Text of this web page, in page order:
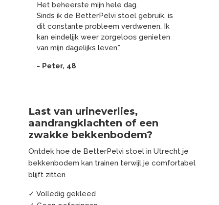
Het beheerste mijn hele dag.
Sinds ik de BetterPelvi stoel gebruik, is
dit constante probleem verdwenen. Ik
kan eindelijk weer zorgeloos genieten
van mijn dagelijks leven.”
- Peter, 48
Last van urineverlies,
aandrangklachten of een
zwakke bekkenbodem?
Ontdek hoe de BetterPelvi stoel in Utrecht je
bekkenbodem kan trainen terwijl je comfortabel
blijft zitten
✓ Volledig gekleed